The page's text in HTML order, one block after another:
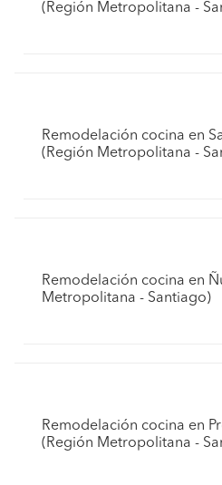
(Región Metropolitana -
Remodelación cocina en
(Región Metropolitana -
Remodelación cocina en
Metropolitana - Santiago)
Remodelación cocina en
(Región Metropolitana -